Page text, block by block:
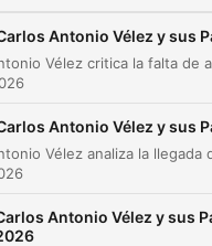
Antonio Vélez y sus
Antonio Vélez y sus
Antonio Vélez y sus